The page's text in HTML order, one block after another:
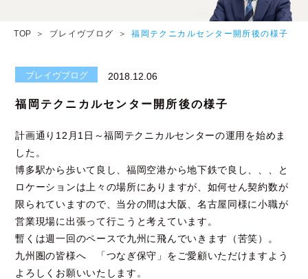
TOP ブレイヴブログ 福岡テクニカルセンター開所後の様子
ブレイヴブログ 2018.12.06
福岡テクニカルセンター開所後の様子
計画通り12月1日～福岡テクニカルセンターの運用を始めま
した。
博多駅から歩いて良し、福岡空港から地下鉄で良し、、、と
ロケーションは上々の場所にありますが、如何せん契約数が
限られていますので、当分の間は大阪、名古屋同様に小職が
営業現場に出張って行こうと考えています。
暫くは週一回のペースで九州に飛んでいきます（苦笑）。
九州圏の皆様へ 「つなぎ保守」をご愛顧いただけますよう
よろしくお願いいたします。